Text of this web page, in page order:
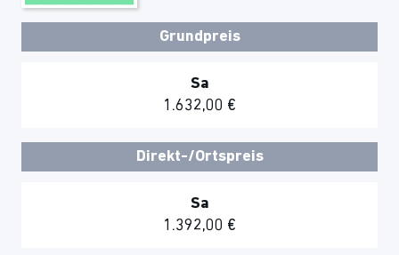
Grundpreis
Sa
1.632,00 €
Direkt-/Ortspreis
Sa
1.392,00 €